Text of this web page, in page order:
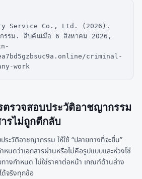
Service Co., Ltd. (2026).
กรรม. สืบค้นเมื่อ 6 สิงหาคม 2026,
criminal-
work
ตรวจสอบประวัติอาชญากรรม
ารไม่ถูกตีกลับ
ะวัติอาชญากรรม ให้ใช้ “ปลายทางที่จะยื่น”
หนดว่าเอกสารผ่านหรือไม่คือรูปแบบและห่วงโซ่
างกำหนด ไม่ใช่ราคาต่อหน้า เกณฑ์ด้านล่าง
จริงทุกข้อ